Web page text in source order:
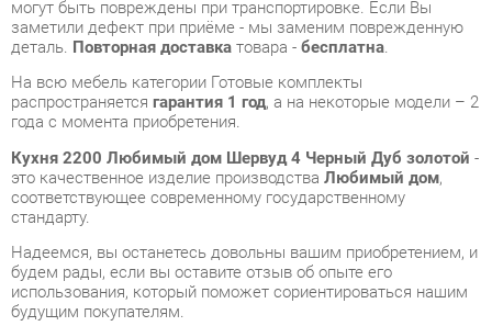
года с момента приобретения.
Кухня 2200 Любимый дом Шервуд 4 Черный Дуб золотой
это качественное изделие производства
соответствующее современному государственному
стандарту.
Надеемся, вы останетесь довольны вашим приобретением, и
будем рады, если вы оставите отзыв об опыте его
использования, который поможет сориентироваться нашим
будущим покупателям.
Кроме формы
консультацию, фото и видеообзор продукции вы можете по
e-mail, телефону в Екатеринбурге и через мессенджеры
Telegram и WhatsApp.
Готовые комплекты также можно сравнить между собой в